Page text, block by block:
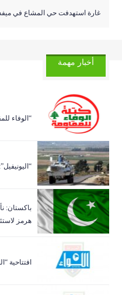
غارة استهدفت حي المشاع في
أخبار مهمة
“الوفاء
“اليونيفيل”: تسجيل
باكستان:
هرمز
افتتاحية